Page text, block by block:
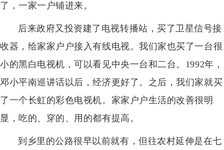
了，一家一户铺进来。
后来政府又投资建了电视转播站，买了卫星信号接
收器，给家家户户接入有线电视。我们家也买了一台很
小的黑白电视机，可以看见中央一台和二台。1992年，
邓小平南巡讲话以后，经济更好了。之后，我们家就买
了一个长虹的彩色电视机。家家户户生活的改善很明
显，吃的、穿的、用的都有提高。
到乡里的公路很早以前就有，但往农村延伸是在七